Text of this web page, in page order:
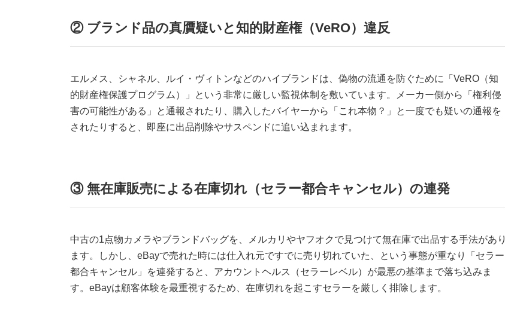
② ブランド品の真贋疑いと知的財産権（VeRO）違反
エルメス、シャネル、ルイ・ヴィトンなどのハイブランドは、偽物の流通を防ぐために「VeRO（知
的財産権保護プログラム）」という非常に厳しい監視体制を敷いています。メーカー側から「権利侵
害の可能性がある」と通報されたり、購入したバイヤーから「これ本物？」と一度でも疑いの通報を
されたりすると、即座に出品削除やサスペンドに追い込まれます。
③ 無在庫販売による在庫切れ（セラー都合キャンセル）の連発
中古の1点物カメラやブランドバッグを、メルカリやヤフオクで見つけて無在庫で出品する手法があり
ます。しかし、eBayで売れた時には仕入れ元ですでに売り切れていた、という事態が重なり「セラー
都合キャンセル」を連発すると、アカウントヘルス（セラーレベル）が最悪の基準まで落ち込みま
す。eBayは顧客体験を最重視するため、在庫切れを起こすセラーを厳しく排除します。